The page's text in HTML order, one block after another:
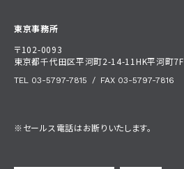
東京事務所
〒102-0093
東京都千代田区平河町2-14-11HK平河町7F
TEL 03-5797-7815 / FAX 03-5797-7816
※セールス電話はお断りいたします。